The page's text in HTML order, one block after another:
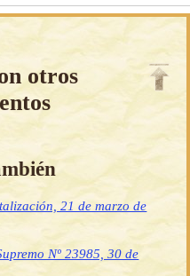
otros
21 de marzo de
Nº 23985, 30 de